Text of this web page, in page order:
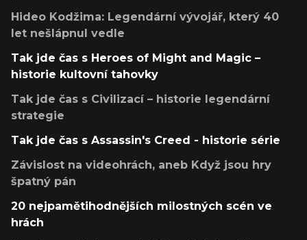
Hideo Kodžima: Legendární vývojář, který 40
let nešlápnul vedle
Tak jde čas s Heroes of Might and Magic –
historie kultovní tahovky
Tak jde čas s Civilizací – historie legendární
strategie
Tak jde čas s Assassin's Creed - historie série
Závislost na videohrách, aneb Když jsou hry
špatný pán
20 nejpamětihodnějších milostných scén ve
hrách